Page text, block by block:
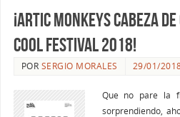
¡Artic Monkeys cabeza
Cool Festival 2018!
POR SERGIO MORALES 29/01/
Que no pare la
sorprendiendo,